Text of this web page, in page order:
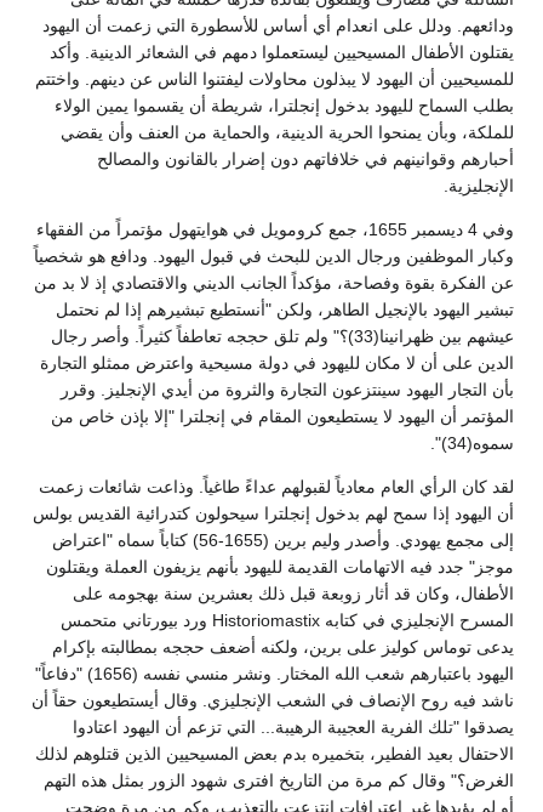
ودائعهم. ودلل على انعدام أي أساس للأسطورة التي زعمت أن اليهود
يقتلون الأطفال المسيحيين ليستعملوا دمهم في الشعائر الدينية. وأكد
للمسيحيين أن اليهود لا يبذلون محاولات ليفتنوا الناس عن دينهم. واختتم
بطلب السماح لليهود بدخول إنجلترا، شريطة أن يقسموا يمين الولاء
للملكة، وبأن يمنحوا الحرية الدينية، والحماية من العنف وأن يقضي
أحبارهم وقوانينهم في خلافاتهم دون إضرار بالقانون والمصالح
الإنجليزية.
وفي 4 ديسمبر 1655، جمع كرومويل في هوايتهول مؤتمراً من الفقهاء
وكبار الموظفين ورجال الدين للبحث في قبول اليهود. ودافع هو شخصياً
عن الفكرة بقوة وفصاحة، مؤكداً الجانب الديني والاقتصادي إذ لا بد من
تبشير اليهود بالإنجيل الطاهر، ولكن "أنستطيع تبشيرهم إذا لم نحتمل
عيشهم بين ظهرانينا(33)؟" ولم تلق حججه تعاطفاً كثيراً. وأصر رجال
الدين على أن لا مكان لليهود في دولة مسيحية واعترض ممثلو التجارة
بأن التجار اليهود سينتزعون التجارة والثروة من أيدي الإنجليز. وقرر
المؤتمر أن اليهود لا يستطيعون المقام في إنجلترا "إلا بإذن خاص من
سموه(34)".
لقد كان الرأي العام معادياً لقبولهم عداءً طاغياً. وذاعت شائعات زعمت
أن اليهود إذا سمح لهم بدخول إنجلترا سيحولون كتدرائية القديس بولس
إلى مجمع يهودي. وأصدر وليم برين (1655-56) كتاباً سماه "اعتراض
موجز" جدد فيه الاتهامات القديمة لليهود بأنهم يزيفون العملة ويقتلون
الأطفال، وكان قد أثار زوبعة قبل ذلك بعشرين سنة بهجومه على
المسرح الإنجليزي في كتابه Historiomastix ورد بيورتاني متحمس
يدعى توماس كوليز على برين، ولكنه أضعف حججه بمطالبته بإكرام
اليهود باعتبارهم شعب الله المختار. ونشر منسي نفسه (1656) "دفاعاً"
ناشد فيه روح الإنصاف في الشعب الإنجليزي. وقال أيستطيعون حقاً أن
يصدقوا "تلك الفرية العجيبة الرهيبة... التي تزعم أن اليهود اعتادوا
الاحتفال بعيد الفطير، بتخميره بدم بعض المسيحيين الذين قتلوهم لذلك
الغرض؟" وقال كم مرة من التاريخ افترى شهود الزور بمثل هذه التهم
أو لم يؤيدها غير اعترافات انتزعت بالتعذيب، وكم من مرة وضحت